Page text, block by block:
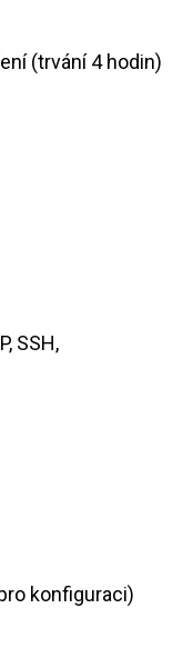
(trvání 4 hodin)
SSH,
konfiguraci)